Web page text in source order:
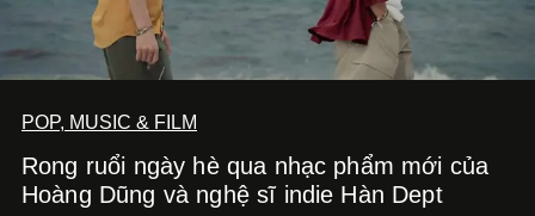
POP, MUSIC & FILM
Rong ruổi ngày hè qua nhạc phẩm mới của
Hoàng Dũng và nghệ sĩ indie Hàn Dept